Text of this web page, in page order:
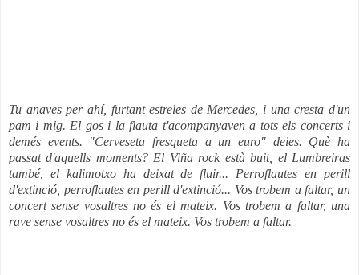
Tu anaves per ahí, furtant estreles de Mercedes, i una cresta d'un
pam i mig. El gos i la flauta t'acompanyaven a tots els concerts i
demés events. "Cerveseta fresqueta a un euro" deies. Què ha
passat d'aquells moments? El Viña rock està buit, el Lumbreiras
també, el kalimotxo ha deixat de fluir... Perroflautes en perill
d'extinció, perroflautes en perill d'extinció... Vos trobem a faltar, un
concert sense vosaltres no és el mateix. Vos trobem a faltar, una
rave sense vosaltres no és el mateix. Vos trobem a faltar.